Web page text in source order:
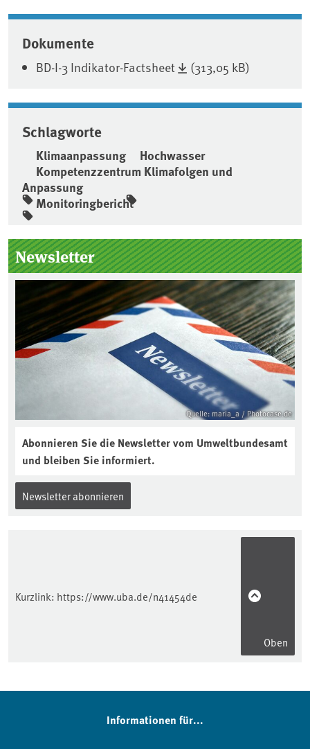
Associated content
Dokumente
BD-I-3 Indikator-Factsheet (313,05 kB)
Schlagworte
Klimaanpassung
Hochwasser
Kompetenzzentrum Klimafolgen und
Anpassung
Monitoringbericht
Seitenleiste
Newsletter
Quelle: maria_a / Photocase.de
Abonnieren Sie die Newsletter vom Umweltbundesamt
und bleiben Sie informiert.
Newsletter abonnieren
Kurzlink: https://www.uba.de/n41454de
Oben
Informationen für...